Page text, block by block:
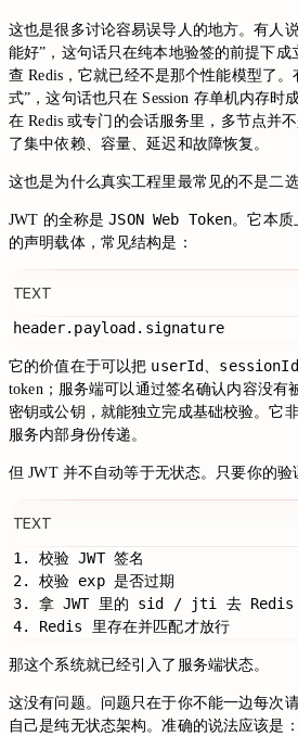
这也是很多讨论容易误导人的地方。有人
能好”，这句话只在纯本地验签的前提下成
查 Redis，它就已经不是那个性能模型了。
式”，这句话也只在 Session 存单机内存时
在 Redis 或专门的会话服务里，多节点并
了集中依赖、容量、延迟和故障恢复。
这也是为什么真实工程里最常见的不是二
JWT 的全称是JSON Web Token。它本质
的声明载体，常见结构是：
TEXT
header.payload.signature
它的价值在于可以把 userId 、 sessionId
token；服务端可以通过签名确认内容没有
密钥或公钥，就能独立完成基础校验。它
服务内部身份传递。
但 JWT 并不自动等于无状态。只要你的验
TEXT
1. 校验 JWT 签名
2. 校验 exp 是否过期
3. 拿 JWT 里的 sid / jti 去 Redis
那这个系统就已经引入了服务端状态。
这没有问题。问题只在于你不能一边每次
自己是纯无状态架构。准确的说法应该是：